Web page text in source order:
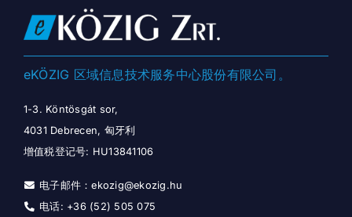
eKÖZIG 区域信息技术服务中心股份有限公司。
1-3. Köntösgát sor,
4031 Debrecen, 匈牙利
增值税登记号: HU13841106
电子邮件：eko​​zig@ekozig.hu
电话: +36 (52) 505 075